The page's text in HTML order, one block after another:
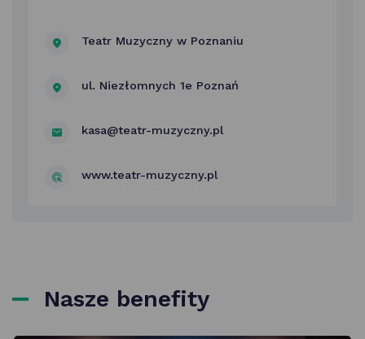
Teatr Muzyczny w Poznaniu
ul. Niezłomnych 1e Poznań
kasa@teatr-muzyczny.pl
www.teatr-muzyczny.pl
Nasze benefity